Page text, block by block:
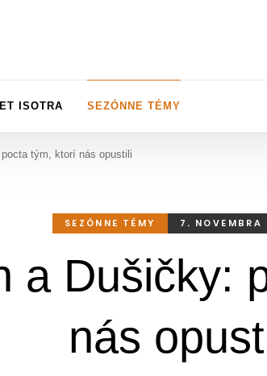
ISOTRA SEZÓNNE TÉMY
tým, ktorí nás opustili
SEZÓNNE TÉMY 7. NOVEMBRA
a Dušičky:
nás